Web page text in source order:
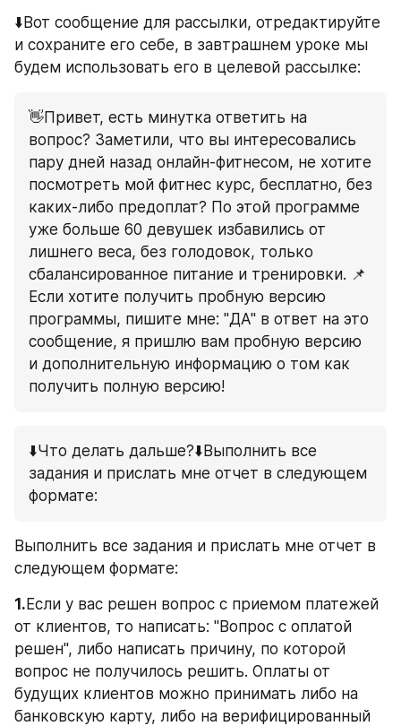
⬇️Вот сообщение для рассылки, отредактируйте
и сохраните его себе, в завтрашнем уроке мы
будем использовать его в целевой рассылке:
👋Привет, есть минутка ответить на
вопрос? Заметили, что вы интересовались
пару дней назад онлайн-фитнесом, не хотите
посмотреть мой фитнес курс, бесплатно, без
каких-либо предоплат? По этой программе
уже больше 60 девушек избавились от
лишнего веса, без голодовок, только
сбалансированное питание и тренировки. 📌
Если хотите получить пробную версию
программы, пишите мне: "ДА" в ответ на это
сообщение, я пришлю вам пробную версию
и дополнительную информацию о том как
получить полную версию!
⬇️Что делать дальше?⬇️Выполнить все
задания и прислать мне отчет в следующем
формате:
Выполнить все задания и прислать мне отчет в
следующем формате:
1.Если у вас решен вопрос с приемом платежей
от клиентов, то написать: "Вопрос с оплатой
решен", либо написать причину, по которой
вопрос не получилось решить. Оплаты от
будущих клиентов можно принимать либо на
банковскую карту, либо на верифицированный